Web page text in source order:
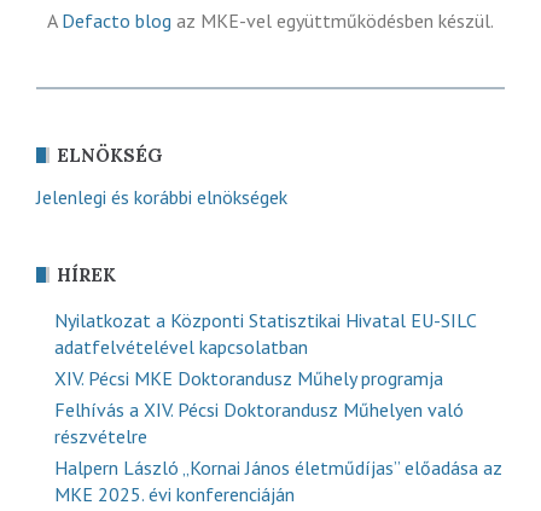
A Defacto blog az MKE-vel együttműködésben készül.
ELNÖKSÉG
Jelenlegi és korábbi elnökségek
HÍREK
Nyilatkozat a Központi Statisztikai Hivatal EU-SILC
adatfelvételével kapcsolatban
XIV. Pécsi MKE Doktorandusz Műhely programja
Felhívás a XIV. Pécsi Doktorandusz Műhelyen való
részvételre
Halpern László „Kornai János életműdíjas” előadása az
MKE 2025. évi konferenciáján